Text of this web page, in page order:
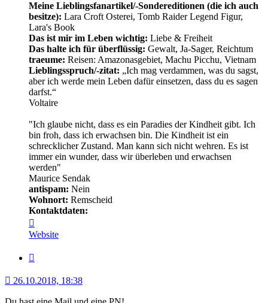
Meine Lieblingsfanartikel/-Sondereditionen (die ich auch
besitze): Lara Croft Osterei, Tomb Raider Legend Figur,
Lara's Book
Das ist mir im Leben wichtig: Liebe & Freiheit
Das halte ich für überflüssig: Gewalt, Ja-Sager, Reichtum
traeume: Reisen: Amazonasgebiet, Machu Picchu, Vietnam
Lieblingsspruch/-zitat: „Ich mag verdammen, was du sagst,
aber ich werde mein Leben dafür einsetzen, dass du es sagen
darfst.“
Voltaire
"Ich glaube nicht, dass es ein Paradies der Kindheit gibt. Ich
bin froh, dass ich erwachsen bin. Die Kindheit ist ein
schrecklicher Zustand. Man kann sich nicht wehren. Es ist
immer ein wunder, dass wir überleben und erwachsen
werden"
Maurice Sendak
antispam: Nein
Wohnort: Remscheid
Kontaktdaten:
von
Minerva
Website
26.10.2018, 18:38